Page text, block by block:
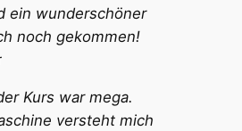
ein wunderschöner
noch gekommen!
Kurs war mega.
versteht mich